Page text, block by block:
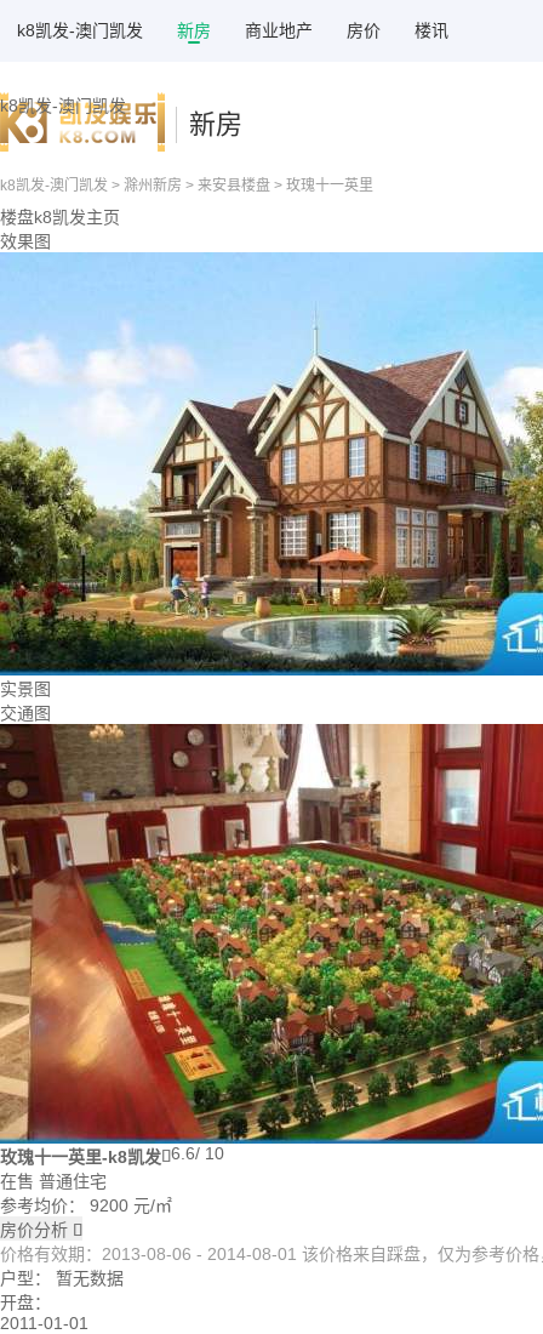
k8凯发-澳门凯发 新房 商业地产 房价 楼讯
k8凯发-澳门凯发
新房
k8凯发-澳门凯发 > 滁州新房 > 来安县楼盘 > 玫瑰十一英里
楼盘k8凯发主页
效果图
实景图
交通图
玫瑰十一英里-k8凯发6.6/ 10
在售 普通住宅
参考均价： 9200 元/㎡
房价分析 
价格有效期：2013-08-06 - 2014-08-01 该价格来自踩盘，仅为参考价
户型：
暂无数据
开盘：
2011-01-01